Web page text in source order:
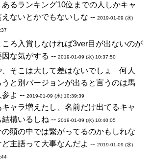
あるランキング10位までの人しかキャ
えないとかでもないしな -- 2019-01-09 (水)
ろ入賞しなければ3ver目が出ないのが
な気がする -- 2019-01-09 (水) 10:37:50
、そこは大して差はないでしょ 何人
うと別バージョンが出ると言うのは馬
参よ -- 2019-01-09 (水) 10:39:39
キャラ増えたし、名前だけ出てるキャ
結構いるしね -- 2019-01-09 (水) 10:40:05
の頭の中では繋がってるのかもしれな
ど主語って大事なんだよ -- 2019-01-09 (水)